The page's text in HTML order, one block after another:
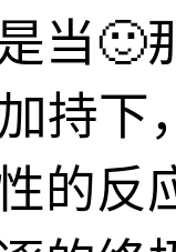
当🙂
持下
的反